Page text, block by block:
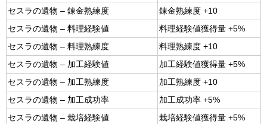
セスラの遺物 – 錬金熟練度
錬金熟練度 +10
セスラの遺物 – 料理経験値
料理経験値獲得量 +5%
セスラの遺物 – 料理熟練度
料理熟練度 +10
セスラの遺物 – 加工経験値
加工経験値獲得量 +5%
セスラの遺物 – 加工熟練度
加工熟練度 +10
セスラの遺物 – 加工成功率
加工成功率 +5%
セスラの遺物 – 栽培経験値
栽培経験値獲得量 +5%